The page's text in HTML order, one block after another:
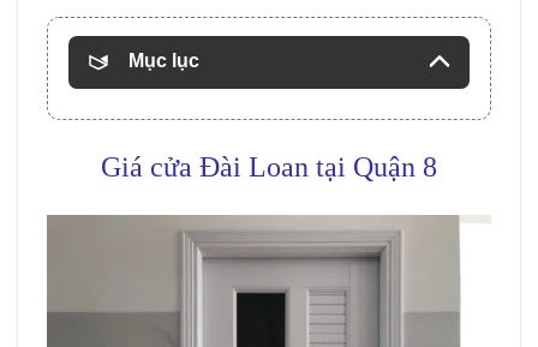
Mục lục
Giá cửa Đài Loan tại Quận 8